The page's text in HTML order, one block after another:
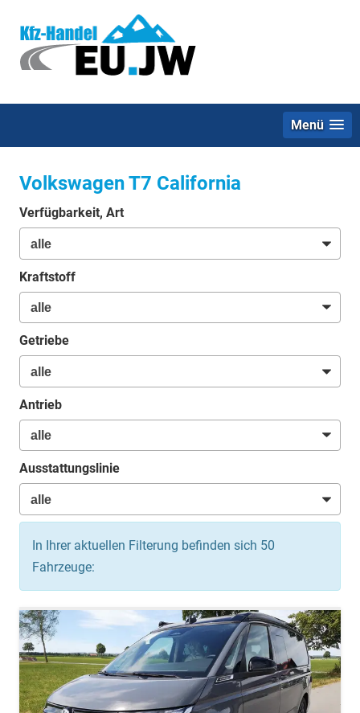
Menü
Volkswagen T7 California
Verfügbarkeit, Art
Kraftstoff
Getriebe
Antrieb
Ausstattungslinie
In Ihrer aktuellen Filterung befinden sich 50
Fahrzeuge: